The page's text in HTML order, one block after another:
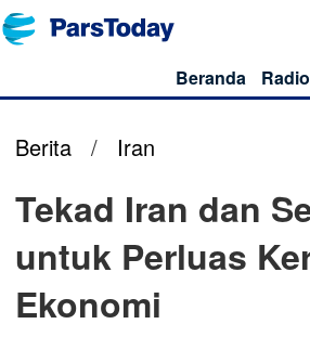
Beranda Radio
Berita / Iran
Tekad Iran dan
untuk Perluas
Ekonomi